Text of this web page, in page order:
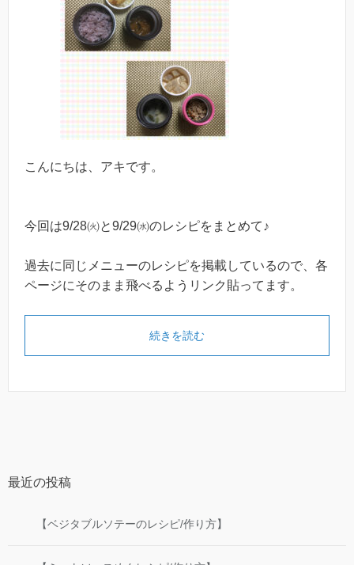
こんにちは、アキです。
今回は9/28㈫と9/29㈬のレシピをまとめて♪
過去に同じメニューのレシピを掲載しているので、各
ページにそのまま飛べるようリンク貼ってます。
続きを読む
最近の投稿
【ベジタブルソテーのレシピ/作り方】